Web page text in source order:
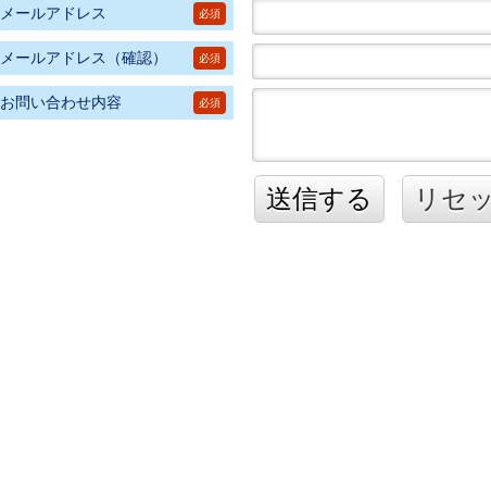
必須
メールアドレス
必須
メールアドレス（確認）
必須
お問い合わせ内容
送信する リセ